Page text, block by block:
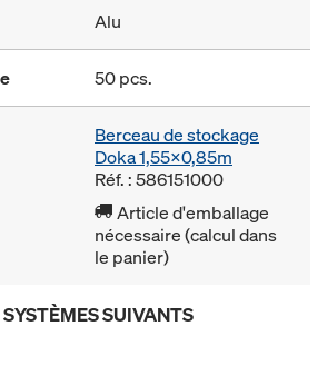
Alu
50 pcs.
Berceau de stockage
Doka 1,55x0,85m
Réf. : 586151000
Article d'emballage
nécessaire (calcul dans
le panier)
SUIVANTS